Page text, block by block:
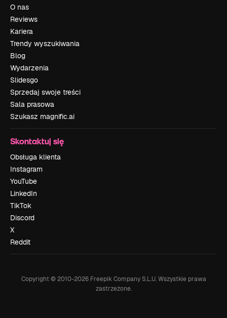
O nas
Reviews
Kariera
Trendy wyszukiwania
Blog
Wydarzenia
Slidesgo
Sprzedaj swoje treści
Sala prasowa
Szukasz magnific.ai
Skontaktuj się
Obsługa klienta
Instagram
YouTube
LinkedIn
TikTok
Discord
X
Reddit
Copyright © 2010-2026Freepik Company S.L.U. Wszystkie prawa
zastrzeżone.